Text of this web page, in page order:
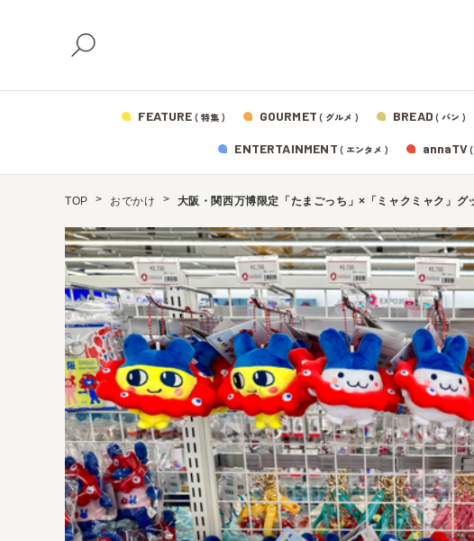
FEATURE ( 特集 ) GOURMET ( グルメ ) BREAD ( パン )
ENTERTAINMENT ( エンタメ ) annaTV
TOP おでかけ 大阪・関西万博限定「たまごっち」×「ミャクミャク」グ